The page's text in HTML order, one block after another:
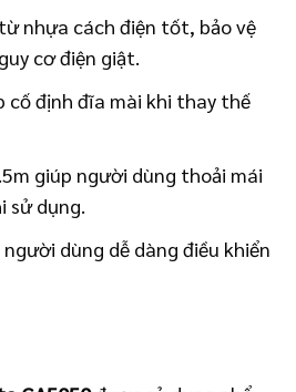
nhựa cách điện tốt, bảo vệ
cơ điện giật.
cố định đĩa mài khi thay thế
giúp người dùng thoải mái
sử dụng.
dùng dễ dàng điều khiển